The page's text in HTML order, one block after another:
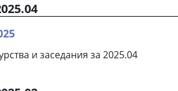
и заседания за 2025.04